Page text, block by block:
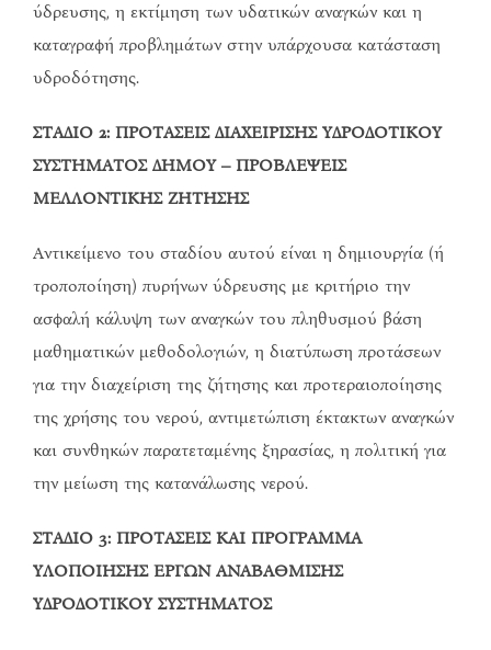
ύδρευσης, η εκτίμηση των υδατικών αναγκών και η
καταγραφή προβλημάτων στην υπάρχουσα κατάσταση
υδροδότησης.
ΣΤΑΔΙΟ 2: ΠΡΟΤΑΣΕΙΣ ΔΙΑΧΕΙΡΙΣΗΣ ΥΔΡΟΔΟΤΙΚΟΥ
ΣΥΣΤΗΜΑΤΟΣ ΔΗΜΟΥ – ΠΡΟΒΛΕΨΕΙΣ
ΜΕΛΛΟΝΤΙΚΗΣ ΖΗΤΗΣΗΣ
Αντικείμενο του σταδίου αυτού είναι η δημιουργία (ή
τροποποίηση) πυρήνων ύδρευσης με κριτήριο την
ασφαλή κάλυψη των αναγκών του πληθυσμού βάση
μαθηματικών μεθοδολογιών, η διατύπωση προτάσεων
για την διαχείριση της ζήτησης και προτεραιοποίησης
της χρήσης του νερού, αντιμετώπιση έκτακτων αναγκών
και συνθηκών παρατεταμένης ξηρασίας, η πολιτική για
την μείωση της κατανάλωσης νερού.
ΣΤΑΔΙΟ 3: ΠΡΟΤΑΣΕΙΣ ΚΑΙ ΠΡΟΓΡΑΜΜΑ
ΥΛΟΠΟΙΗΣΗΣ ΕΡΓΩΝ ΑΝΑΒΑΘΜΙΣΗΣ
ΥΔΡΟΔΟΤΙΚΟΥ ΣΥΣΤΗΜΑΤΟΣ